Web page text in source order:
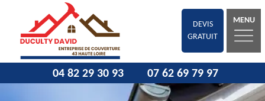
DEVIS
GRATUIT
MENU
04 82 29 30 93 07 62 69 79 97